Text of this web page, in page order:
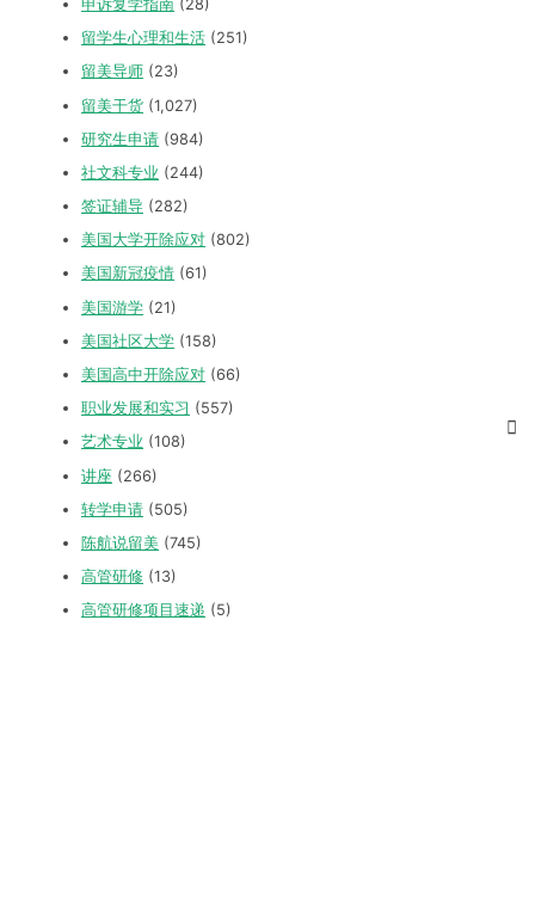
申诉复学指南 (28)
留学生心理和生活 (251)
留美导师 (23)
留美干货 (1,027)
研究生申请 (984)
社文科专业 (244)
签证辅导 (282)
美国大学开除应对 (802)
美国新冠疫情 (61)
美国游学 (21)
美国社区大学 (158)
美国高中开除应对 (66)
职业发展和实习 (557)
艺术专业 (108)
讲座 (266)
转学申请 (505)
陈航说留美 (745)
高管研修 (13)
高管研修项目速递 (5)